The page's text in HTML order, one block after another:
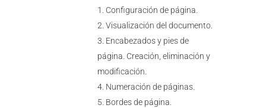
Configuración de página.
Visualización del documento.
Encabezados y pies de
página. Creación, eliminación y
modificación.
Numeración de páginas.
Bordes de página.